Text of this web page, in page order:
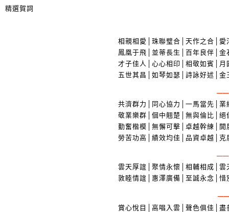
精選賀詞
相親相愛│珠聯璧合│天作之合│
鳳凰于飛│並蒂長生│百年良伴│
才子佳人│心心相印│相敬如賓│
五世其昌│如琴如瑟│詩詠好述│
共濟群力│同心協力│一馬當先│
敬業樂群│個中翹楚│無與倫比│
勤奮楷模│無懈可擊│卓越幹練│
勞苦功高│績效均佳│品資卓越│
雲天厚誼│聚情永懷│相輔相成│
敦睦情誼│惠澤廣備│至誠永念│
賞心悅目│高唱入雲│聲色俱佳│